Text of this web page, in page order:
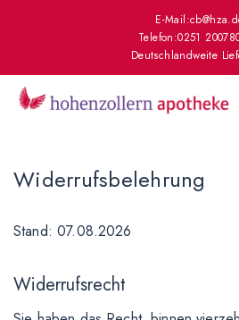
E-Mail:
Telefon:0251
Deutschlandweite
Widerrufsbelehrung
Stand: 07.08.2026
Widerrufsrecht